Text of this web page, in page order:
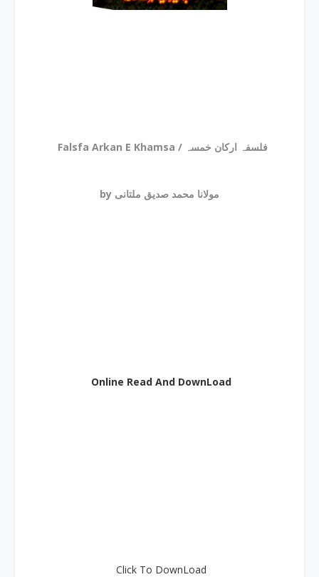
Falsfa Arkan E Khamsa / فلسفہ ارکان خمسہ
by مولانا محمد صدیق ملتانی
Online Read And DownLoad
Click To DownLoad